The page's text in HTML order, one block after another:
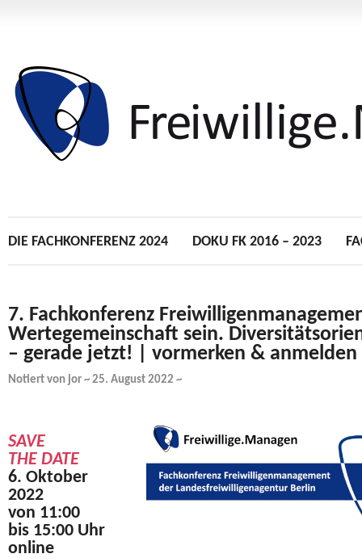
DIE FACHKONFERENZ 2024 DOKU FK 2016 – 2023
7. Fachkonferenz
Wertegemeinschaft sein.
– gerade jetzt! | vormerken & anmelden
Notiert von jor ~ 25. August 2022 ~
SAVE
THE DATE
6. Oktober
2022
von 11:00
bis 15:00 Uhr
online